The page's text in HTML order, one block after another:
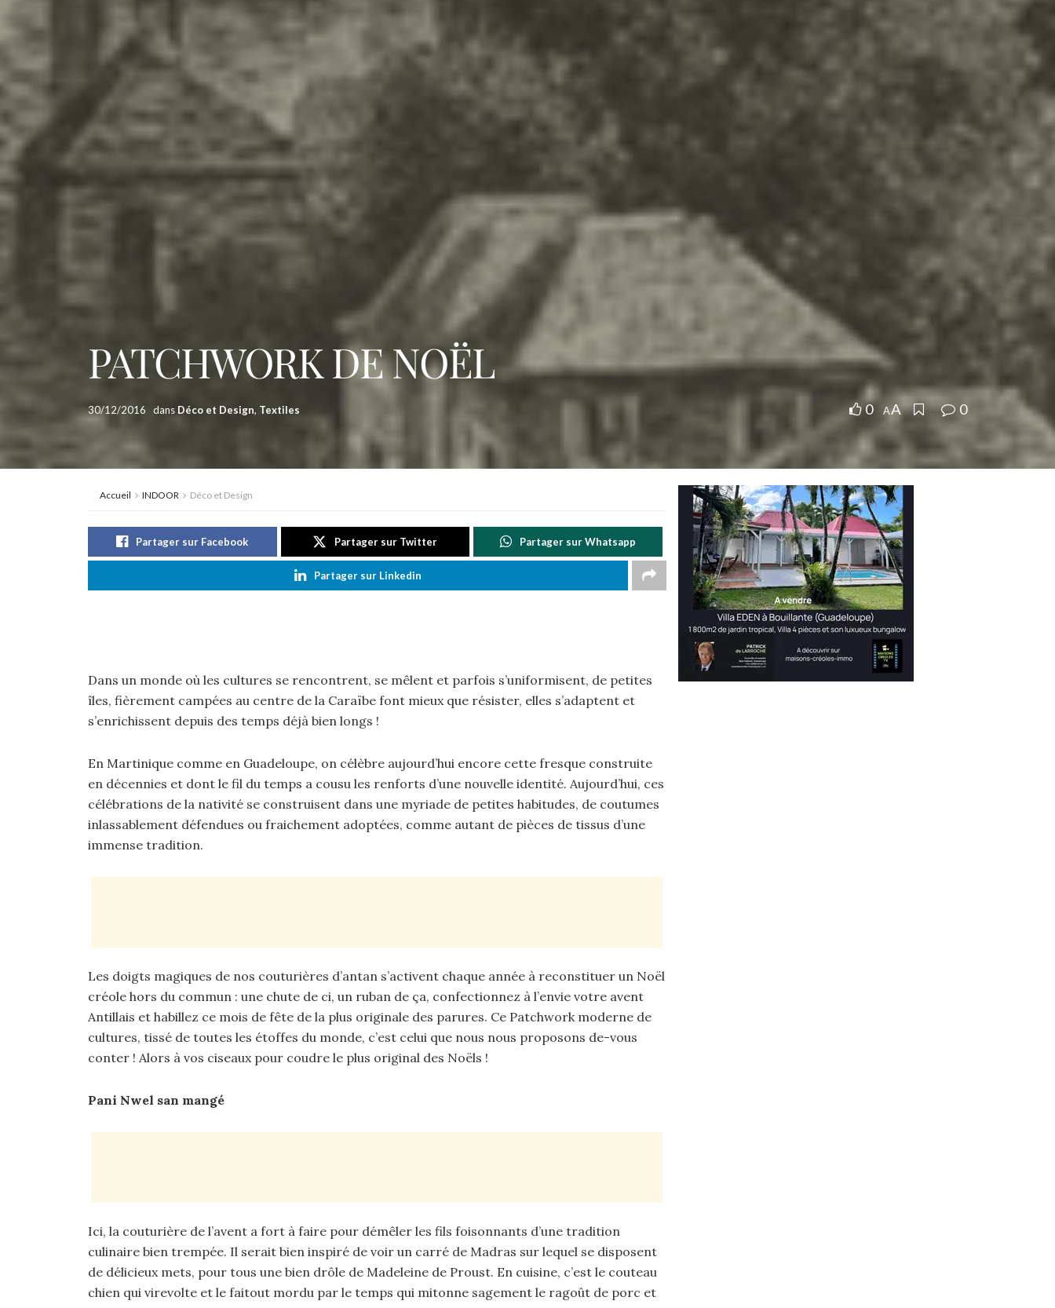
PATCHWORK DE NOËL
30/12/2016 dans Déco et Design, Textiles 0 AA 0
Accueil INDOOR Déco et Design
Partager sur Facebook Partager sur Twitter Partager sur Whatsapp
Partager sur Linkedin
Dans un monde où les cultures se rencontrent, se mêlent et parfois s’uniformisent, de petites
îles, fièrement campées au centre de la Caraïbe font mieux que résister, elles s’adaptent et
s’enrichissent depuis des temps déjà bien longs !
En Martinique comme en Guadeloupe, on célèbre aujourd’hui encore cette fresque construite
en décennies et dont le fil du temps a cousu les renforts d’une nouvelle identité. Aujourd’hui, ces
célébrations de la nativité se construisent dans une myriade de petites habitudes, de coutumes
inlassablement défendues ou fraichement adoptées, comme autant de pièces de tissus d’une
immense tradition.
Les doigts magiques de nos couturières d’antan s’activent chaque année à reconstituer un Noël
créole hors du commun : une chute de ci, un ruban de ça, confectionnez à l’envie votre avent
Antillais et habillez ce mois de fête de la plus originale des parures. Ce Patchwork moderne de
cultures, tissé de toutes les étoffes du monde, c’est celui que nous nous proposons de-vous
conter ! Alors à vos ciseaux pour coudre le plus original des Noëls !
Pani Nwel san mangé
Ici, la couturière de l’avent a fort à faire pour démêler les fils foisonnants d’une tradition
culinaire bien trempée. Il serait bien inspiré de voir un carré de Madras sur lequel se disposent
de délicieux mets, pour tous une bien drôle de Madeleine de Proust. En cuisine, c’est le couteau
chien qui virevolte et le faitout mordu par le temps qui mitonne sagement le ragoût de porc et